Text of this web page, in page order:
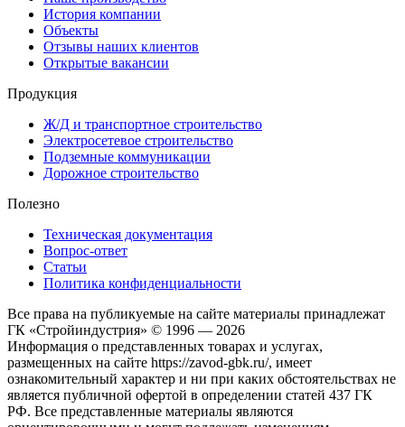
История компании
Объекты
Отзывы наших клиентов
Открытые вакансии
Продукция
Ж/Д и транспортное строительство
Электросетевое строительство
Подземные коммуникации
Дорожное строительство
Полезно
Техническая документация
Вопрос-ответ
Статьи
Политика конфиденциальности
Все права на публикуемые на сайте материалы принадлежат
ГК «Стройиндустрия» © 1996 — 2026
Информация о представленных товарах и услугах,
размещенных на сайте https://zavod-gbk.ru/, имеет
ознакомительный характер и ни при каких обстоятельствах не
является публичной офертой в определении статей 437 ГК
РФ. Все представленные материалы являются